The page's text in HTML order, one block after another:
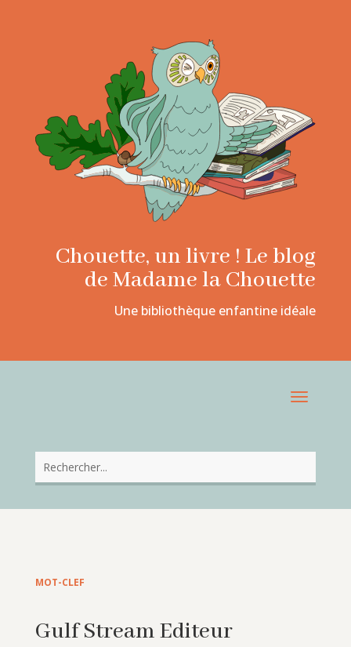
Chouette, un livre ! Le blog
de Madame la Chouette
Une bibliothèque enfantine idéale
MOT-CLEF
Gulf Stream Editeur